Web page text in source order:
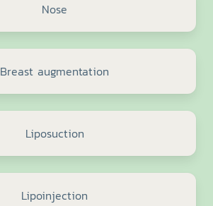
Nose
Breast augmentation
Liposuction
Lipoinjection